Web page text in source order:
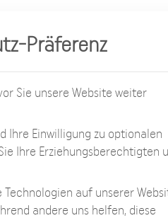
KOSTEN
Präferenz
Sie unsere Website weiter
Ihre Einwilligung zu optionalen
Ihre Erziehungsberechtigten
auf unserer
andere uns helfen, diese